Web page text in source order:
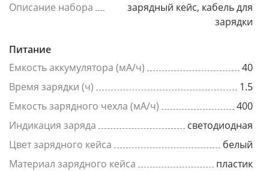
Описание набора
зарядный кейс, кабель для
зарядки
Питание
Емкость аккумулятора (мА/ч)
40
Время зарядки (ч)
1.5
Емкость зарядного чехла (мА/ч)
400
Индикация заряда
светодиодная
Цвет зарядного кейса
белый
Материал зарядного кейса
пластик